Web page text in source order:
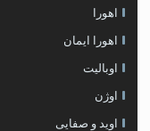
اهورا
اهورا ایمان
اوبالیت
اوژن
اوید و صفایی